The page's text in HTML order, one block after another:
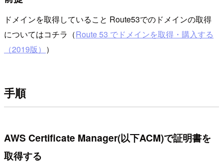
ドメインを取得していること Route53でのドメインの取得
についてはコチラ（Route 53 でドメインを取得・購入する
（2019版） ）
手順
AWS Certificate Manager(以下ACM)で証明書を
取得する